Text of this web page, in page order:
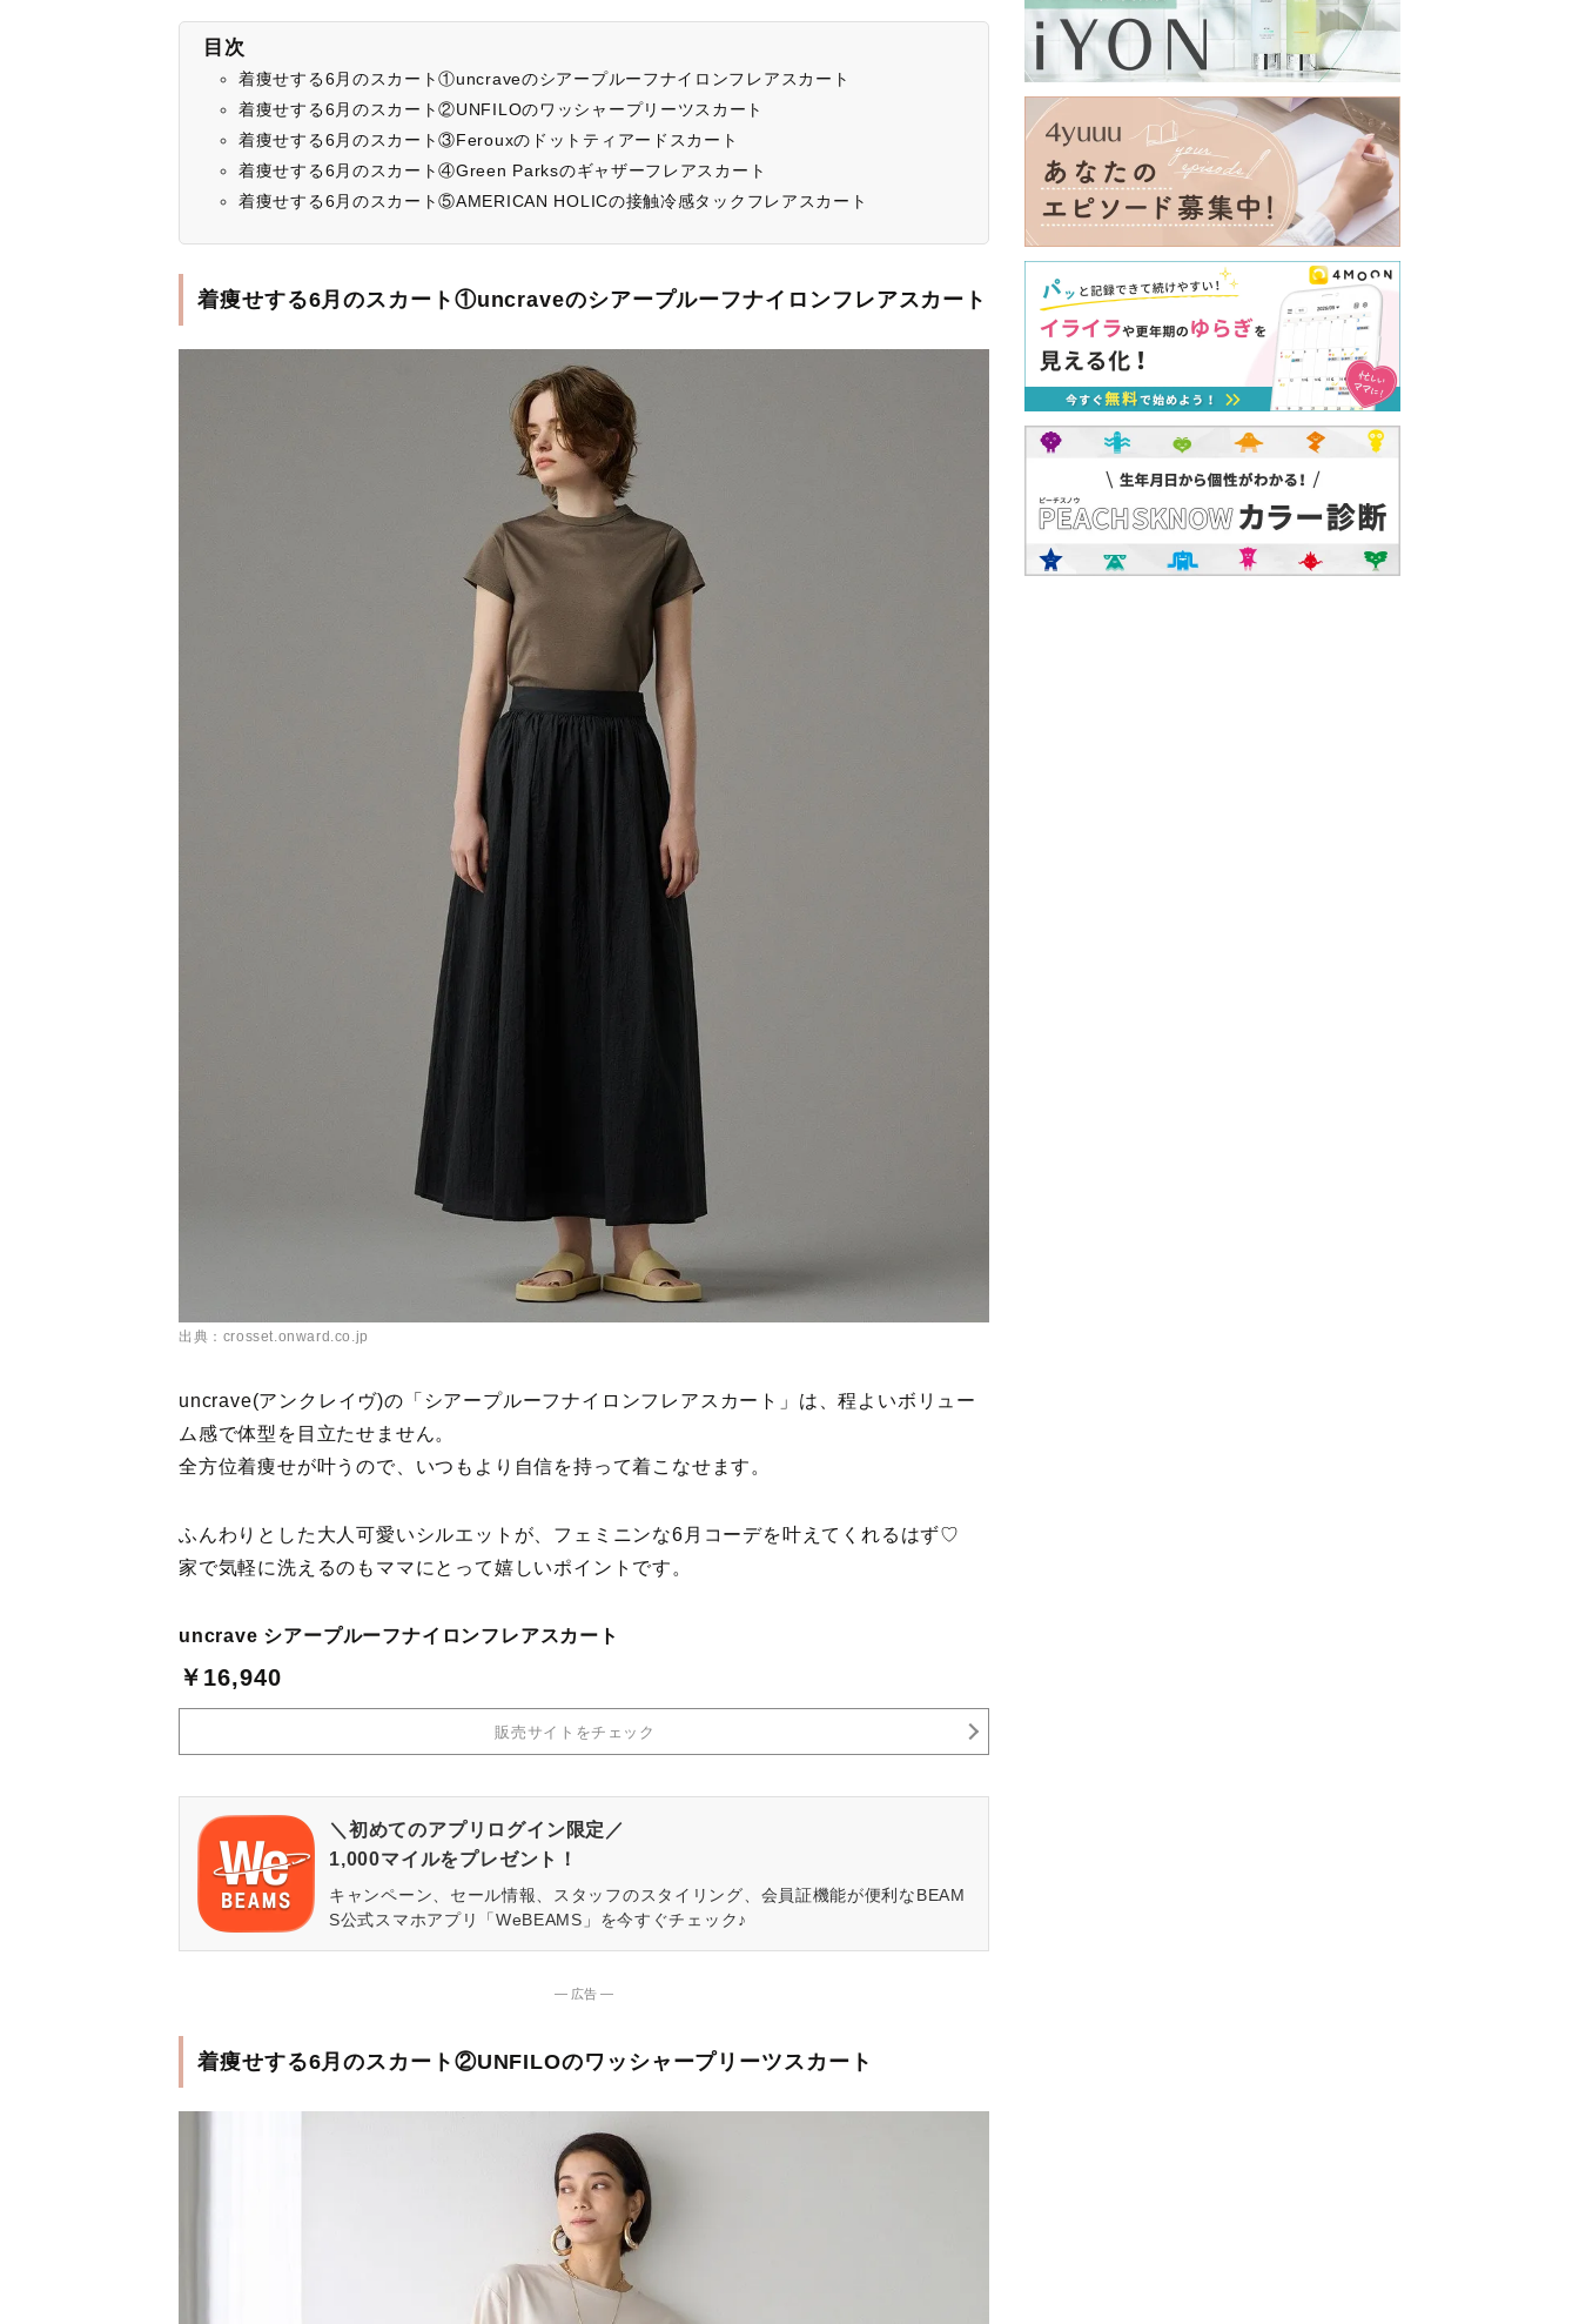
目次
着痩せする6月のスカート①uncraveのシアープルーフナイロンフレアスカート
着痩せする6月のスカート②UNFILOのワッシャープリーツスカート
着痩せする6月のスカート③Ferouxのドットティアードスカート
着痩せする6月のスカート④Green Parksのギャザーフレアスカート
着痩せする6月のスカート⑤AMERICAN HOLICの接触冷感タックフレアスカート
着痩せする6月のスカート①uncraveのシアープルーフナイロンフレアスカート
出典：crosset.onward.co.jp
uncrave(アンクレイヴ)の「シアープルーフナイロンフレアスカート」は、程よいボリュー
ム感で体型を目立たせません。
全方位着痩せが叶うので、いつもより自信を持って着こなせます。
ふんわりとした大人可愛いシルエットが、フェミニンな6月コーデを叶えてくれるはず♡
家で気軽に洗えるのもママにとって嬉しいポイントです。
uncrave シアープルーフナイロンフレアスカート
￥16,940
販売サイトをチェック
＼初めてのアプリログイン限定／
1,000マイルをプレゼント！
キャンペーン、セール情報、スタッフのスタイリング、会員証機能が便利なBEAM
S公式スマホアプリ「WeBEAMS」を今すぐチェック♪
― 広告 ―
着痩せする6月のスカート②UNFILOのワッシャープリーツスカート